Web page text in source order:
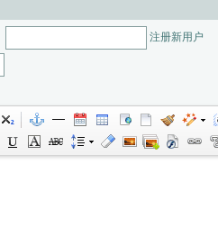
注册新用户